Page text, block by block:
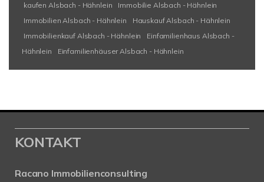
kaufen Alsbach - Hähnlein
Immobilie Alsbach - Hähnlein
Immobilien Alsbach - Hähnlein
Hauskauf Alsbach - Hähnlein
Immobilienkauf Alsbach - Hähnlein
Einfamilienhaus Alsbach -
Hähnlein
Einfamilienhäuser Alsbach - Hähnlein
KONTAKT
Racano Immobilienconsulting